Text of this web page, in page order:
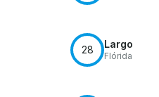
28 Largo
Flórida